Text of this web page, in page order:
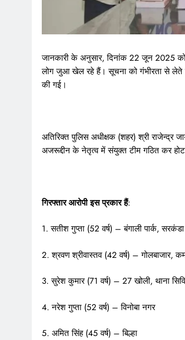
जानकारी के अनुसार, दिनांक 22 जून 2025
लोग जुआ खेल रहे हैं। सूचना को गंभीरता से लेते
की गई।
अतिरिक्त पुलिस अधीक्षक (शहर) श्री राजेन्द्र
अजरूद्दीन के नेतृत्व में संयुक्त टीम गठित कर
गिरफ्तार आरोपी इस प्रकार हैं:
1. सतीश गुप्ता (52 वर्ष) – बंगाली पार्क, सरकंडा
2. श्रवण श्रीवास्तव (42 वर्ष) – गोलबाजार,
3. सुरेश कुमार (71 वर्ष) – 27 खोली, थाना
4. नरेश गुप्ता (52 वर्ष) – विनोबा नगर
5. अमित सिंह (45 वर्ष) – बिल्हा